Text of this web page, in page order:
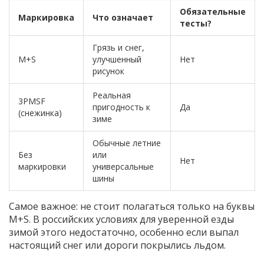
Маркировка Что означает
Обязательные
тесты?
M+S
Грязь и снег,
улучшенный
рисунок
Нет
3PMSF
(снежинка)
Реальная
пригодность к
зиме
Да
Без
маркировки
Обычные летние
или
универсальные
шины
Нет
Самое важное: не стоит полагаться только на буквы
M+S. В российских условиях для уверенной езды
зимой этого недостаточно, особенно если выпал
настоящий снег или дороги покрылись льдом.